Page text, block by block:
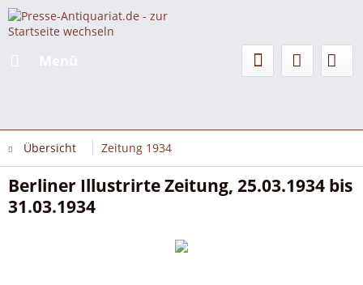
Übersicht Zeitung 1934
Berliner Illustrirte Zeitung, 25.03.1934 bis
31.03.1934